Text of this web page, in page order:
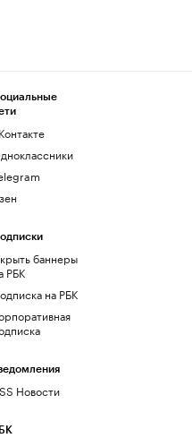
баннеры
РБК
на РБК
Новости